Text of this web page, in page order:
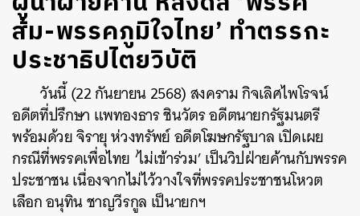
ส้ม-พรรคภูมิใจไทย’ ทำตรรกะ
ประชาธิปไตยวิบัติ
วันนี้ (22 กันยายน 2568) สงคราม กิจเลิศไพโรจน์
อดีตที่ปรึกษา แพทองธาร ชินวัตร อดีตนายกรัฐมนตรี
พร้อมด้วย จิรายุ ห่วงทรัพย์ อดีตโฆษกรัฐบาล เปิดเผย
กรณีที่พรรคเพื่อไทย ‘ไม่เข้าร่วม’ เป็นวิปฝ่ายค้านกับพรรค
ประชาชน เนื่องจากไม่ไว้วางใจที่พรรคประชาชนโหวต
เลือก อนุทิน ชาญวีรกูล เป็นายกฯ